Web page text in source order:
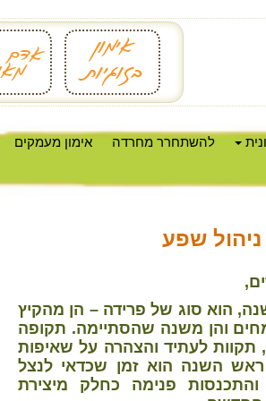
להשתחרר מחרדה אימון מעמקים
ניהול שפע
הוא סוג של פרידה – הן מהקיץ
והן משנה שהסתיימה. תקופה
תקוות לעתיד והצהרה על שאיפות
השנה הוא זמן שכדאי לנצל
פנימה כחלק מיצירת